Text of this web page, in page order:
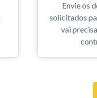
Envie os
solicitados
vai